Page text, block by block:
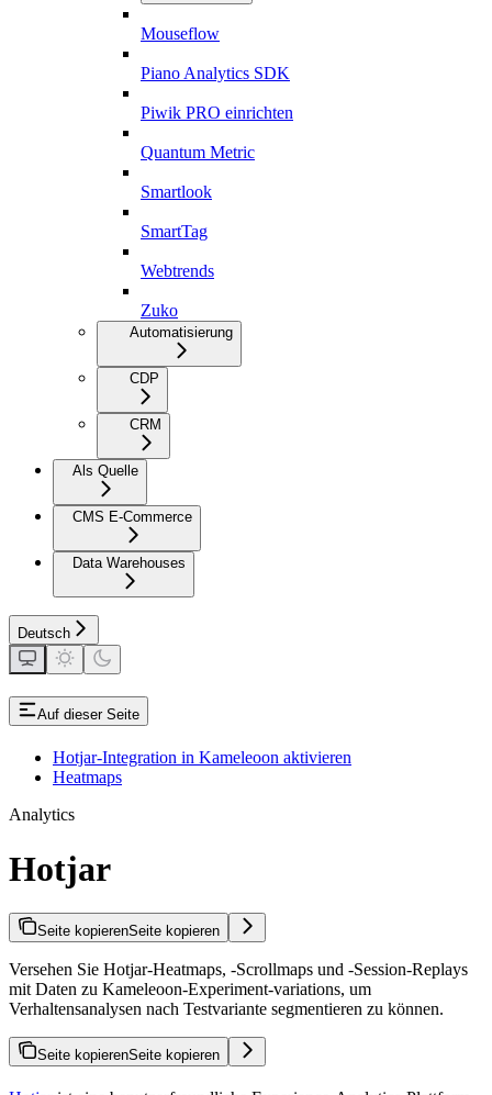
Mouseflow
Piano Analytics SDK
Piwik PRO einrichten
Quantum Metric
Smartlook
SmartTag
Webtrends
Zuko
Automatisierung
CDP
CRM
Als Quelle
CMS E-Commerce
Data Warehouses
Deutsch
Auf dieser Seite
Hotjar-Integration in Kameleoon aktivieren
Heatmaps
Analytics
Hotjar
Seite kopierenSeite kopieren
Versehen Sie Hotjar-Heatmaps, -Scrollmaps und -Session-Replays
mit Daten zu Kameleoon-Experiment-variations, um
Verhaltensanalysen nach Testvariante segmentieren zu können.
Seite kopierenSeite kopieren